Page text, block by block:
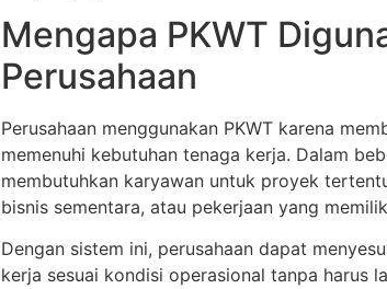
Mengapa PKWT
Perusahaan
Perusahaan menggunakan PKWT karena
memenuhi kebutuhan tenaga kerja. Dalam
membutuhkan karyawan untuk proyek
bisnis sementara, atau pekerjaan yang
Dengan sistem ini, perusahaan dapat
kerja sesuai kondisi operasional tanpa harus